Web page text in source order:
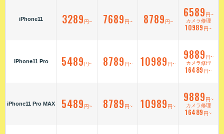
iPhone11
iPhone11 Pro
iPhone11 Pro MAX
3289 円~ 7689 円~ 8789 円~
6589 円~
カメラ修理
10989 円~
5489 円~ 8789 円~ 10989 円~
9889 円~
カメラ修理
16489 円~
5489 円~ 8789 円~ 10989 円~
9889 円~
カメラ修理
16489 円~